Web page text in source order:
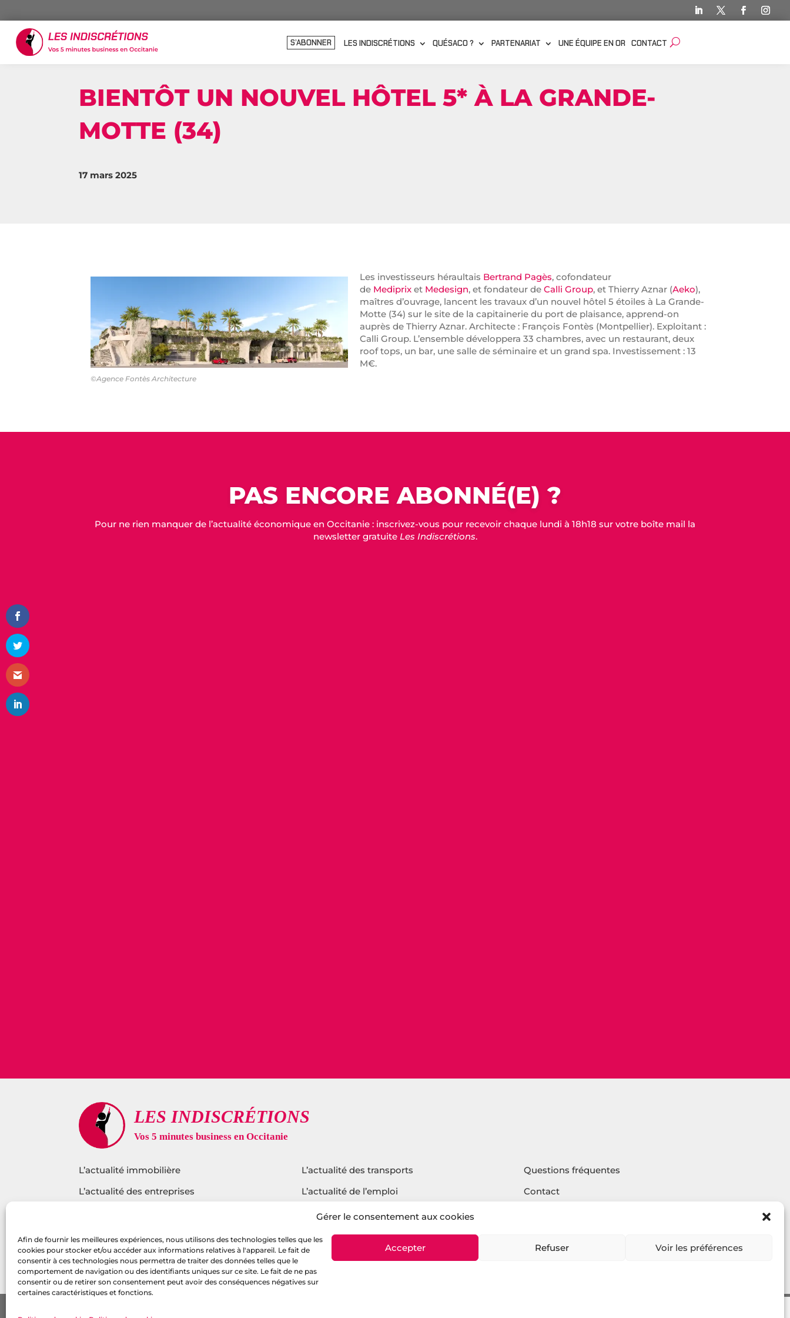
Gérer le consentement aux cookies
Afin de fournir les meilleures expériences, nous utilisons des technologies telles que les
cookies pour stocker et/ou accéder aux informations relatives à l'appareil. Le fait de
consentir à ces technologies nous permettra de traiter des données telles que le
comportement de navigation ou des identifiants uniques sur ce site. Le fait de ne pas
consentir ou de retirer son consentement peut avoir des conséquences négatives sur
certaines caractéristiques et fonctions.
Accepter Refuser Voir les préférences
S’ABONNER LES INDISCRÉTIONS QUÉSACO ? PARTENARIAT UNE ÉQUIPE EN OR CONTACT
BIENTÔT UN NOUVEL HÔTEL 5* À LA GRANDE-
MOTTE (34)
17 mars 2025
©Agence Fontès Architecture
Les investisseurs héraultais Bertrand Pagès, cofondateur
de Mediprix et Medesign, et fondateur deCalli Group, et Thierry Aznar (Aeko),
maîtres d’ouvrage, lancent les travaux d’un nouvel hôtel 5 étoiles à La Grande-
Motte (34) sur le site de la capitainerie du port de plaisance, apprend-on
auprès de Thierry Aznar. Architecte : François Fontès (Montpellier). Exploitant :
Calli Group. L’ensemble développera 33 chambres, avec un restaurant, deux
roof tops, un bar, une salle de séminaire et un grand spa. Investissement : 13
M€.
PAS ENCORE ABONNÉ(E) ?
Pour ne rien manquer de l’actualité économique en Occitanie : inscrivez-vous pour recevoir chaque lundi à 18h18 sur votre boîte mail la
newsletter gratuite Les Indiscrétions.
L’actualité immobilière
L’actualité des entreprises
L’actualité politique
L’actualité des transports
L’actualité de l’emploi
L’actualité sur l’agroalimentaire
L’actualité du tourisme
L’actualité sur l’écologie
Questions fréquentes
Contact
Rejoignez la communauté